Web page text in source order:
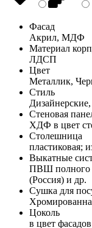
Фасад
Акрил, МДФ
Материал
ЛДСП
Цвет
Металлик,
Стиль
Стеновая
ХДФ в цвет
Столешница
пластиковая;
Выкатные
ПВШ полного
(Россия) и др.
Сушка для
Цоколь
в цвет